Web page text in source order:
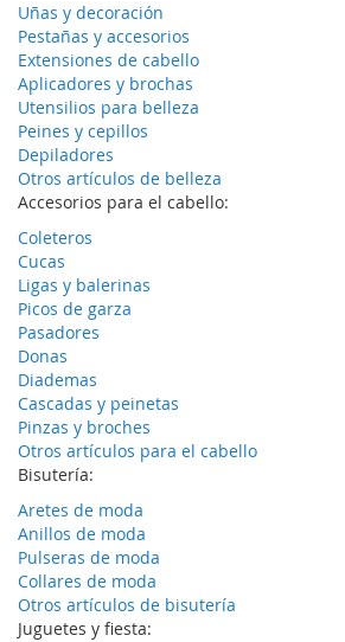
Uñas y decoración
Pestañas y accesorios
Extensiones de cabello
Aplicadores y brochas
Utensilios para belleza
Peines y cepillos
Depiladores
Otros artículos de belleza
Accesorios para el cabello:
Coleteros
Cucas
Ligas y balerinas
Picos de garza
Pasadores
Donas
Diademas
Cascadas y peinetas
Pinzas y broches
Otros artículos para el cabello
Bisutería:
Aretes de moda
Anillos de moda
Pulseras de moda
Collares de moda
Otros artículos de bisutería
Juguetes y fiesta: